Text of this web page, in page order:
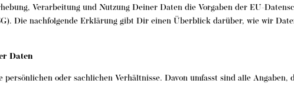
Verarbeitung und Nutzung Deiner Daten die Vorgaben der EU-
Die nachfolgende Erklärung gibt Dir einen Überblick darüber, wie wir
Daten
persönlichen oder sachlichen Verhältnisse. Davon umfasst sind alle Angaben,